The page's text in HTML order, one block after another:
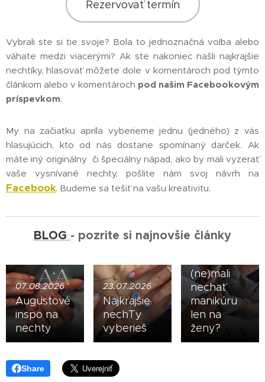
Rezervovať termín
Vybrali ste si tie svoje? Bola to jednoznačná voľba alebo
váhate medzi viacerými? Ak ste nakoniec našli najkrajšie
nechtíky, hlasovať môžete dole v komentároch pod týmto
článkom alebo v komentároch pod našim Facebookovým
príspevkom.
My na začiatku apríla vyberieme jednu (jedného) z vás
hlasujúcich, kto od nás dostane spomínaný darček. Ak
máte iný originálny či špeciálny nápad, ako by mali vyzerať
vaše vysnívané nechty, pošlite nám svoj návrh na
Facebook. Budeme sa tešiť na vašu kreativitu.
BLOG - pozrite si najnovšie články
07.08.2026
Augustové
inspo na
nechty
23.07.2026
Najkrajšie
nechTy
vyberieš
16.07.2026
Upravené
nová
vizitka:
(ne)mali
nechať
manikúru
len na
ženy?
Share